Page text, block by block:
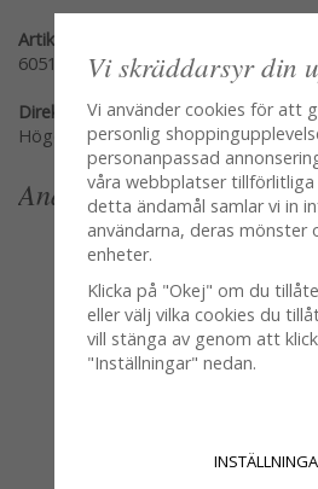
Artikelnummer:
60510-GS
Direktlänk:
Högerklicka och kopiera adressen
Andra köpte även
Vi skräddarsyr din
Vi använder cookies för att
personlig
personanpassad
våra webbplatser tillförlitliga
detta ändamål samlar vi in
användarna, deras mönster
enheter.
Klicka på "Okej" om du
eller välj vilka cookies du
vill stänga av genom att
"Inställningar" nedan.